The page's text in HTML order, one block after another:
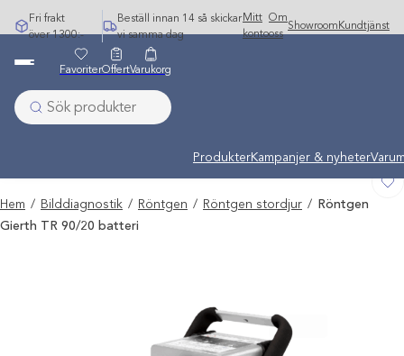
Hoppa
till
Fri frakt
över 1300:-
Beställ innan 14 så skickar
vi samma dag
Mitt
konto
Om
oss
Showroom Kundtjänst
Undermeny stängd: Varumärken
ProdukterKampanjer & nyheter
FavoriterOffertVarukorg
Hem / Bilddiagnostik / Röntgen / Röntgen stordjur / Röntgen
Gierth TR 90/20 batteri